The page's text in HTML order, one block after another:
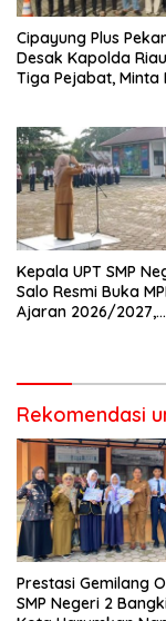
Cipayung Plus
Desak Kapolda
Tiga Pejabat, Minta
Kepala UPT SMP
Salo Resmi Buka
Ajaran 2026/2027,
Rekomendasi
Prestasi Gemilang
SMP Negeri 2